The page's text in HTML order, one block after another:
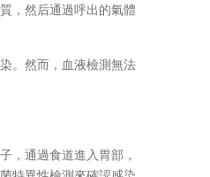
，然后通過呼出的氣體
。然而，血液檢測無法
，通過食道進入胃部，